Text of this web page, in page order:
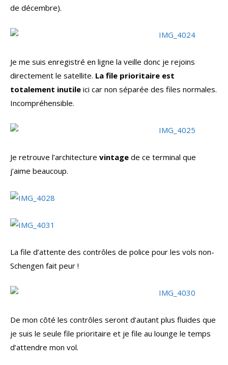
de décembre).
Je me suis enregistré en ligne la veille donc je rejoins
directement le satellite. La file prioritaire est
totalement inutile ici car non séparée des files normales.
Incompréhensible.
Je retrouve l’architecture vintage de ce terminal que
j’aime beaucoup.
La file d’attente des contrôles de police pour les vols non-
Schengen fait peur !
De mon côté les contrôles seront d’autant plus fluides que
je suis le seule file prioritaire et je file au lounge le temps
d’attendre mon vol.